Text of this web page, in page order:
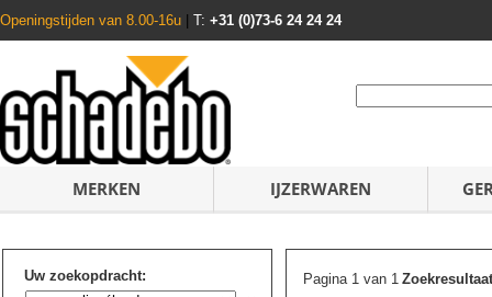
Openingstijden van 8.00-16u T: +31 (0)73-6 24 24 24
MERKEN IJZERWAREN
Uw zoekopdracht: Pagina 1 van 1Zoekresultaat